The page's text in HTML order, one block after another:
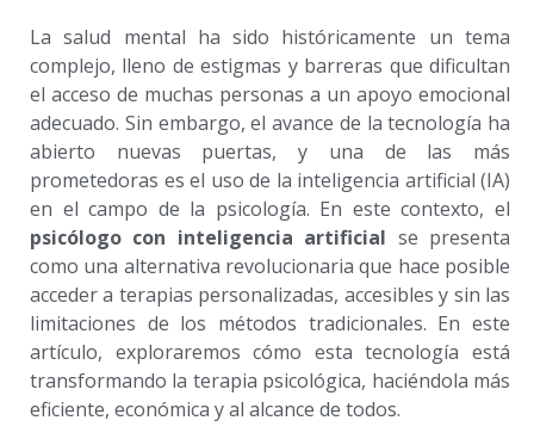
La salud mental ha sido históricamente un tema
complejo, lleno de estigmas y barreras que dificultan
el acceso de muchas personas a un apoyo emocional
adecuado. Sin embargo, el avance de la tecnología ha
abierto nuevas puertas, y una de las más
prometedoras es el uso de la inteligencia artificial (IA)
en el campo de la psicología. En este contexto, el
psicólogo con inteligencia artificial se presenta
como una alternativa revolucionaria que hace posible
acceder a terapias personalizadas, accesibles y sin las
limitaciones de los métodos tradicionales. En este
artículo, exploraremos cómo esta tecnología está
transformando la terapia psicológica, haciéndola más
eficiente, económica y al alcance de todos.